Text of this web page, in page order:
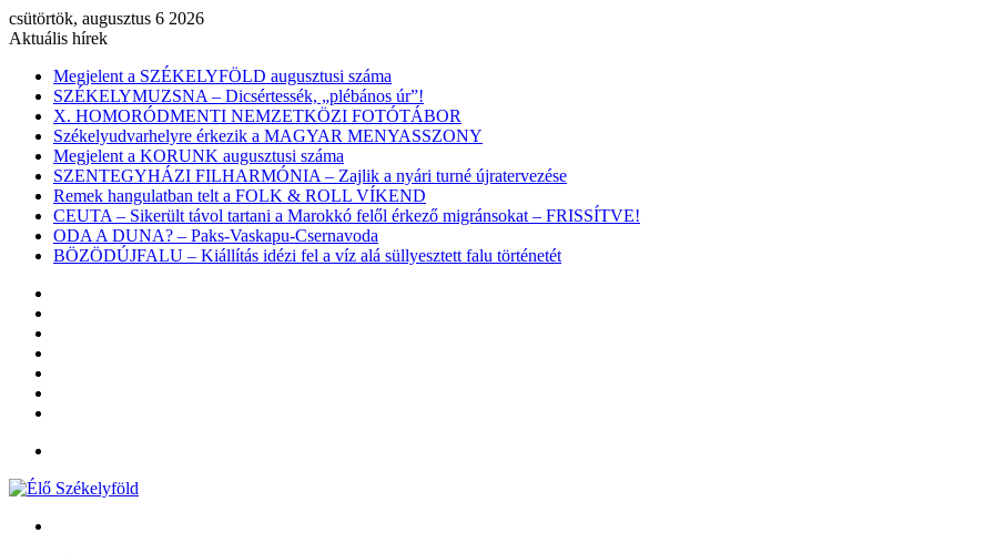
csütörtök, augusztus 6 2026
Aktuális hírek
Megjelent a SZÉKELYFÖLD augusztusi száma
SZÉKELYMUZSNA – Dicsértessék, „plébános úr”!
X. HOMORÓDMENTI NEMZETKÖZI FOTÓTÁBOR
Székelyudvarhelyre érkezik a MAGYAR MENYASSZONY
Megjelent a KORUNK augusztusi száma
SZENTEGYHÁZI FILHARMÓNIA – Zajlik a nyári turné újratervezése
Remek hangulatban telt a FOLK & ROLL VÍKEND
CEUTA – Sikerült távol tartani a Marokkó felől érkező migránsokat – FRISSÍTVE!
ODA A DUNA? – Paks-Vaskapu-Csernavoda
BÖZÖDÚJFALU – Kiállítás idézi fel a víz alá süllyesztett falu történetét